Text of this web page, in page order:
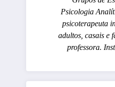
Psicologia
psicoterapeuta
adultos, casais e
professora.